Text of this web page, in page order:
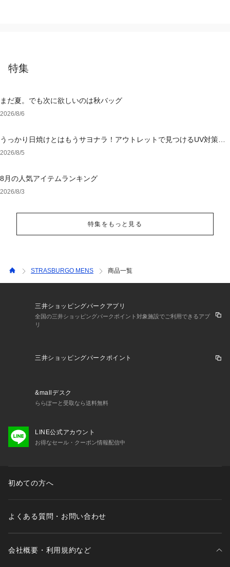
特集
まだ夏。でも次に欲しいのは秋バッグ
2026/8/6
うっかり日焼けとはもうサヨナラ！アウトレットで見つけるUV対策ウ
ェア
2026/8/5
8月の人気アイテムランキング
2026/8/3
特集をもっと見る
STRASBURGO MENS 商品一覧
三井ショッピングパークアプリ
全国の三井ショッピングパークポイント対象施設でご利用できるアプ
リ
三井ショッピングパークポイント
&mallデスク
ららぽーと受取なら送料無料
LINE公式アカウント
お得なセール・クーポン情報配信中
初めての方へ
よくある質問・お問い合わせ
会社概要・利用規約など